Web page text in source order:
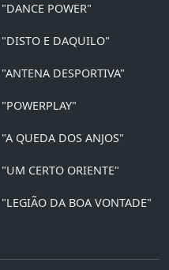
"DANCE POWER"
"DISTO E DAQUILO"
"ANTENA DESPORTIVA"
"POWERPLAY"
"A QUEDA DOS ANJOS"
"UM CERTO ORIENTE"
"LEGIÃO DA BOA VONTADE"